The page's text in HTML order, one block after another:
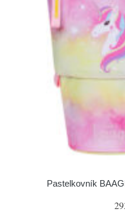
Pastelkovník